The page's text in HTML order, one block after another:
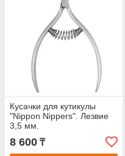
Кусачки для кутикулы
"Nippon Nippers". Лезвие
3,5 мм.
8 600 ₸